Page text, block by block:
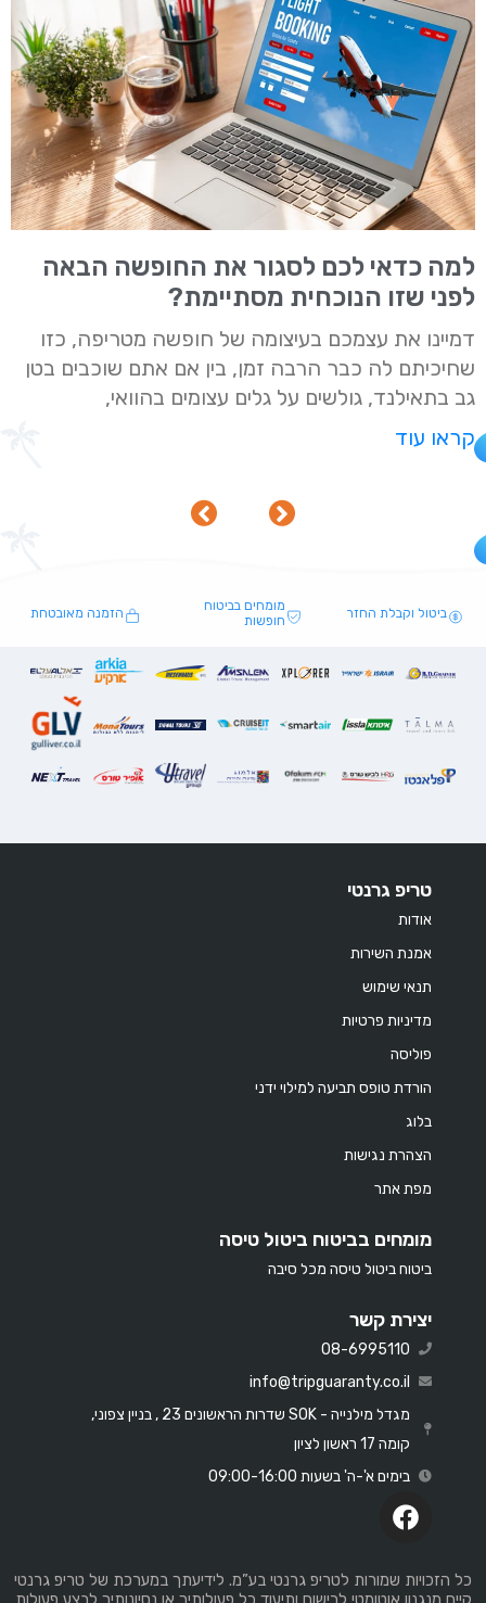
למה כדאי לכם לסגור את החופשה הבאה
לפני שזו הנוכחית מסתיימת?
דמיינו את עצמכם בעיצומה של חופשה מטריפה, כזו
שחיכיתם לה כבר הרבה זמן, בין אם אתם שוכבים בטן
גב בתאילנד, גולשים על גלים עצומים בהוואי,
קראו עוד
ביטול וקבלת החזר
מומחים בביטוח
חופשות
הזמנה מאובטחת
טריפ גרנטי
אודות
אמנת השירות
תנאי שימוש
מדיניות פרטיות
פוליסה
הורדת טופס תביעה למילוי ידני
בלוג
הצהרת נגישות
מפת אתר
מומחים בביטוח ביטול טיסה
ביטוח ביטול טיסה מכל סיבה
יצירת קשר
08-6995110
info@tripguaranty.co.il
מגדל מילנייה - SOK שדרות הראשונים 23 , בניין צפוני,
קומה 17 ראשון לציון
בימים א'-ה' בשעות 09:00-16:00
כל הזכויות שמורות לטריפ גרנטי בע”מ. לידיעתך במערכת של טריפ גרנטי